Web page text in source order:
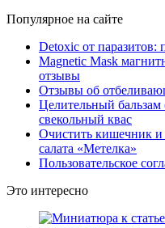
Популярное на сайте
Detoxic от паразитов:
Magnetic Mask
отзывы
Отзывы об
Целительный
свекольный квас
Очистить кишечник
салата «Метелка»
Пользовательское
Это интересно